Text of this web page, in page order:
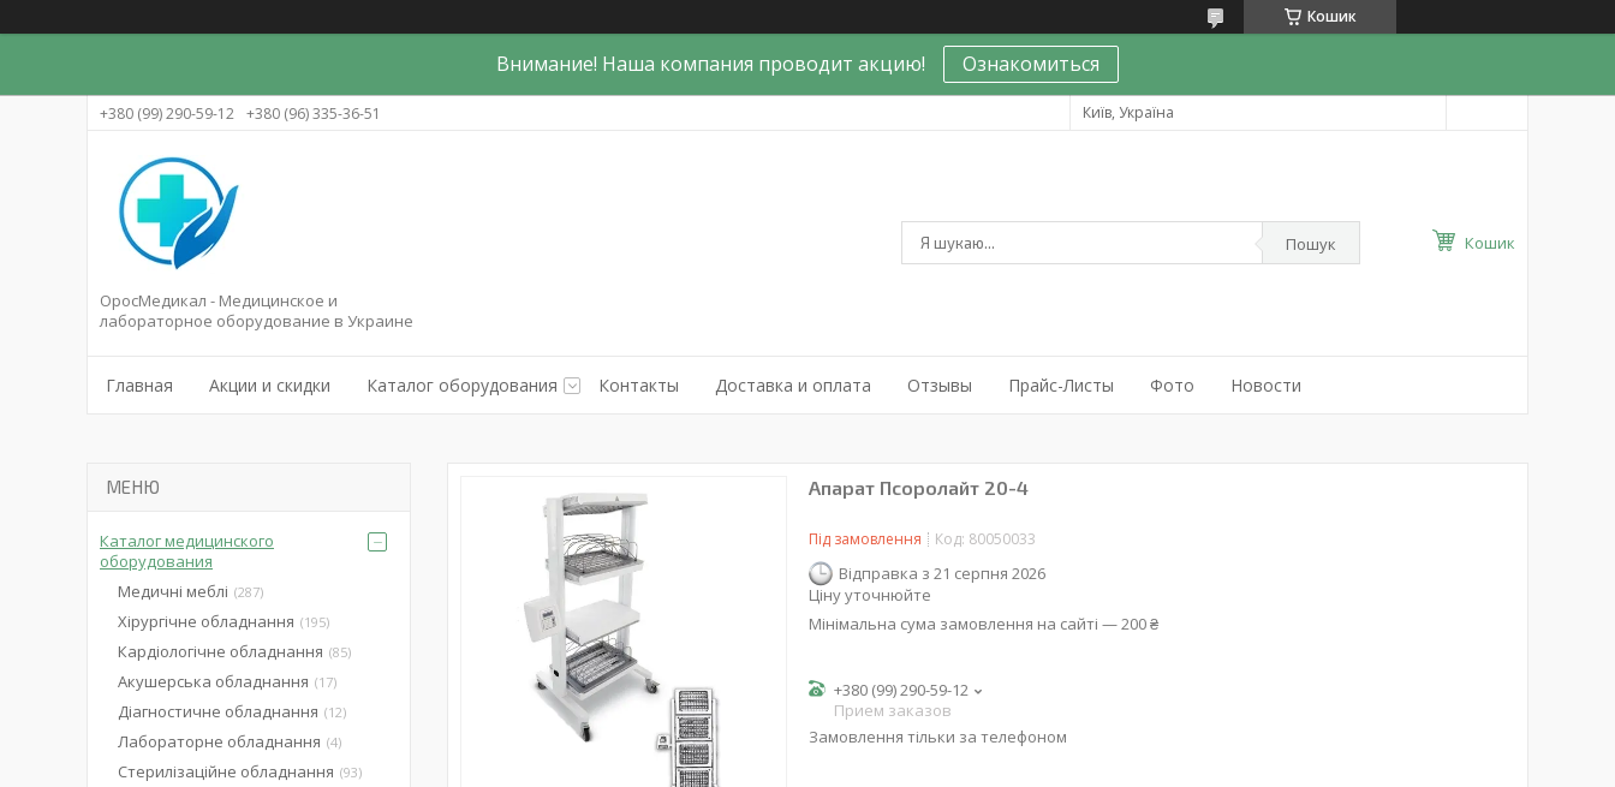
Кошик
Внимание! Наша компания проводит акцию! Ознакомиться
+380 (99) 290-59-12 +380 (96) 335-36-51 Київ, Україна
ОросМедикал - Медицинское и
лабораторное оборудование в Украине
Пошук Кошик
Главная Акции и скидки Каталог оборудования Контакты Доставка и оплата Отзывы Прайс-Листы Фото Новости
Апарат Псоролайт 20-4
Під замовлення Код: 80050033
Відправка з 21 серпня 2026
Ціну уточнюйте
Мінімальна сума замовлення на сайті — 200 ₴
+380 (99) 290-59-12
Прием заказов
Замовлення тільки за телефоном
Каталог медицинского
оборудования
Медичні меблі 287
Хірургічне обладнання 195
Кардіологічне обладнання 85
Акушерська обладнання 17
Діагностичне обладнання 12
Лабораторне обладнання 4
Стерилізаційне обладнання 93